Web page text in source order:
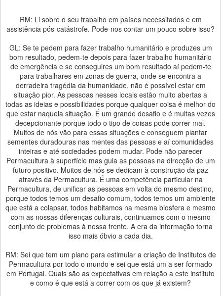
RM: Li sobre o seu trabalho em países necessitados e em
assistência pós-catástrofe. Pode-nos contar um pouco sobre isso?
GL: Se te pedem para fazer trabalho humanitário e produzes um
bom resultado, pedem-te depois para fazer trabalho humanitário
de emergência e se conseguires um bom resultado aí pedem-te
para trabalhares em zonas de guerra, onde se encontra a
derradeira tragédia da humanidade, não é possível estar em
situação pior. As pessoas nesses locais estão muito abertas a
todas as ideias e possibilidades porque qualquer coisa é melhor do
que estar naquela situação. É um grande desafio e é muitas vezes
decepcionante porque todo o tipo de coisas pode correr mal.
Muitos de nós vão para essas situações e conseguem plantar
sementes duradouras nas mentes das pessoas e aí comunidades
inteiras e até sociedades podem mudar. Pode não parecer
Permacultura à superfície mas guia as pessoas na direcção de um
futuro positivo. Muitos de nós se dedicam à construção da paz
através da Permacultura. É uma competência particular na
Permacultura, de unificar as pessoas em volta do mesmo destino,
porque todos temos um desafio comum, todos temos um ambiente
que está a colapsar, todos habitamos na mesma biosfera e mesmo
com as nossas diferenças culturais, continuamos com o mesmo
conjunto de problemas à nossa frente. A era da informação torna
isso mais óbvio a cada dia.
RM: Sei que tem um plano para estimular a criação de Institutos de
Permacultura por todo o mundo e sei que está um a ser formado
em Portugal. Quais são as expectativas em relação a este instituto
e como é que está a correr com os que já existem?